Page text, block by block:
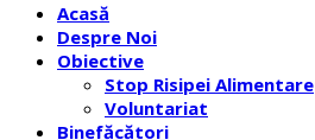
Acasă
Despre Noi
Obiective
Stop Risipei Alimentare
Voluntariat
Binefăcători